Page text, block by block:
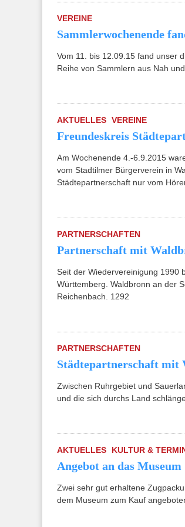
VEREINE
Sammlerwochenende
Vom 11. bis 12.09.15 fand unser
Reihe von Sammlern aus Nah
AKTUELLES VEREINE
Freundeskreis
Am Wochenende 4.-6.9.2015
vom Stadtilmer Bürgerverein in
Städtepartnerschaft nur vom
PARTNERSCHAFTEN
Partnerschaft mit
Seit der Wiedervereinigung 1990
Württemberg. Waldbronn an der
Reichenbach. 1292
PARTNERSCHAFTEN
Städtepartnerschaft mit
Zwischen Ruhrgebiet und
und die sich durchs Land
AKTUELLES KULTUR &
Angebot an das Museum
Zwei sehr gut erhaltene
dem Museum zum Kauf